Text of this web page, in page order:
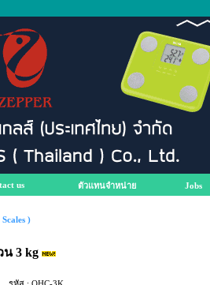
us ตัวแทนจำหน่าย Jobs
)
น 3 kg